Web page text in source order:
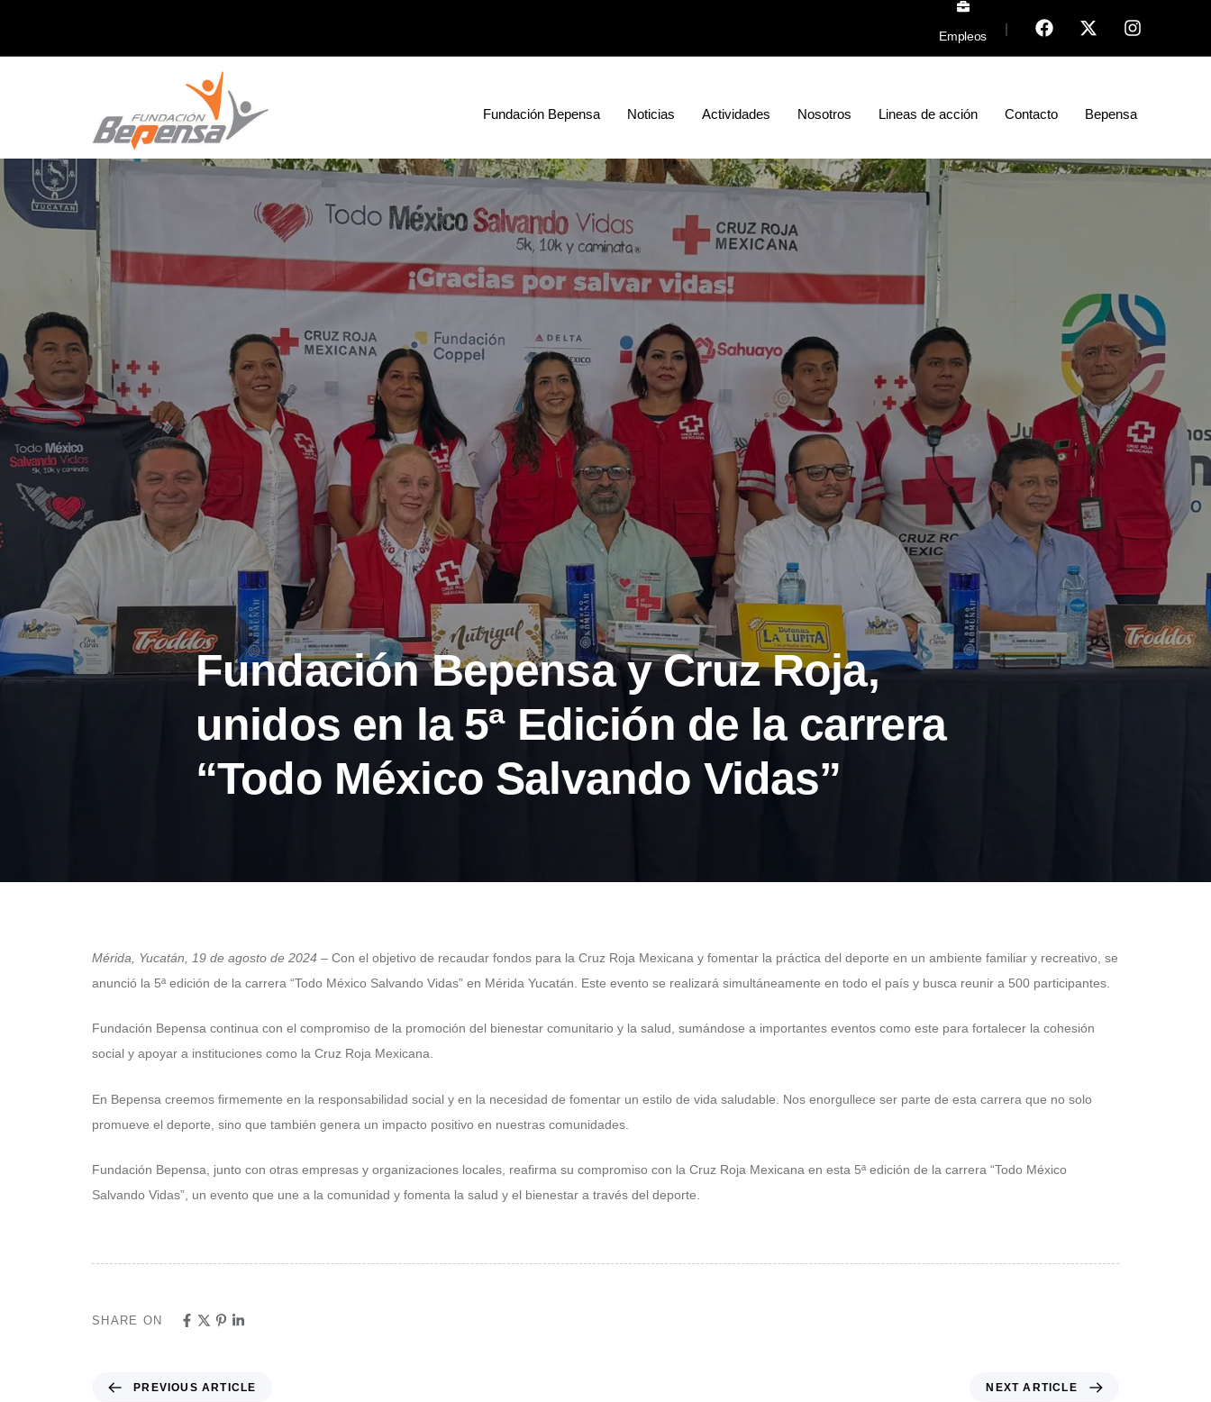
Empleos |
Fundación Bepensa Noticias Actividades Nosotros Lineas de acción Contacto Bepensa
Fundación Bepensa y Cruz Roja,
unidos en la 5ª Edición de la carrera
“Todo México Salvando Vidas”
Mérida, Yucatán, 19 de agosto de 2024 – Con el objetivo de recaudar fondos para la Cruz Roja Mexicana y fomentar la práctica del deporte en un ambiente familiar y recreativo, se
anunció la 5ª edición de la carrera “Todo México Salvando Vidas” en Mérida Yucatán. Este evento se realizará simultáneamente en todo el país y busca reunir a 500 participantes.
Fundación Bepensa continua con el compromiso de la promoción del bienestar comunitario y la salud, sumándose a importantes eventos como este para fortalecer la cohesión
social y apoyar a instituciones como la Cruz Roja Mexicana.
En Bepensa creemos firmemente en la responsabilidad social y en la necesidad de fomentar un estilo de vida saludable. Nos enorgullece ser parte de esta carrera que no solo
promueve el deporte, sino que también genera un impacto positivo en nuestras comunidades.
Fundación Bepensa, junto con otras empresas y organizaciones locales, reafirma su compromiso con la Cruz Roja Mexicana en esta 5ª edición de la carrera “Todo México
Salvando Vidas”, un evento que une a la comunidad y fomenta la salud y el bienestar a través del deporte.
SHARE ON
PREVIOUS ARTICLE NEXT ARTICLE